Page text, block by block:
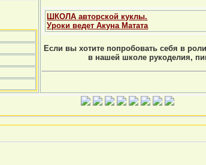
ШКОЛА авторской куклы.
Уроки ведет Акуна Матата
Если вы хотите попробовать себя в
в нашей школе рукоделия,